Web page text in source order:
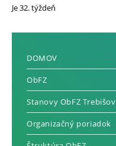
Je 32. týždeň
DOMOV
ObFZ
Stanovy ObFZ Trebišov
Organizačný poriadok